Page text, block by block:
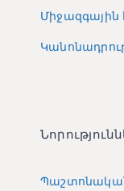
Միջազգային